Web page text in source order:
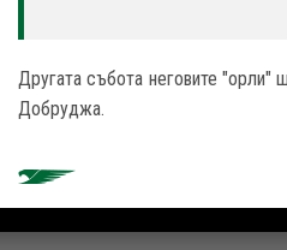
Другата събота неговите "орли"
Добруджа.